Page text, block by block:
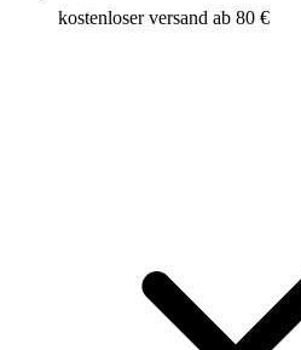
kostenloser versand ab 80 €